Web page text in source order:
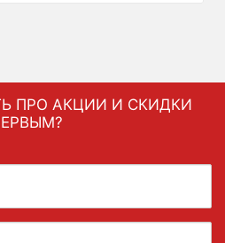
ПРО АКЦИИ И СКИДКИ